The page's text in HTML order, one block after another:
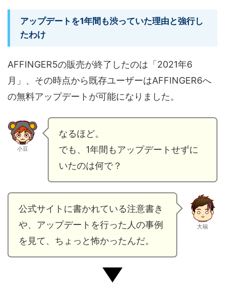
アップデートを1年間も渋っていた理由と強行し
たわけ
AFFINGER5の販売が終了したのは「2021年6
月」、その時点から既存ユーザーはAFFINGER6へ
の無料アップデートが可能になりました。
小豆
なるほど。
でも、1年間もアップデートせずに
いたのは何で？
公式サイトに書かれている注意書き
や、アップデートを行った人の事例
を見て、ちょっと怖かったんだ。
大福